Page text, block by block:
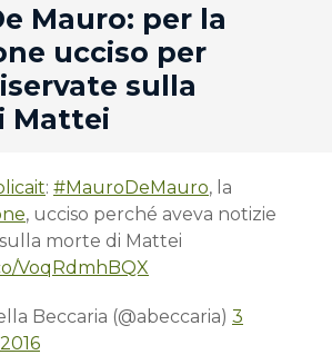
Mauro: per la
ucciso per
sulla
Mattei
: #MauroDeMauro, la
, ucciso perché aveva notizie
morte di Mattei
VoqRdmhBQX
Beccaria (@abeccaria) 3